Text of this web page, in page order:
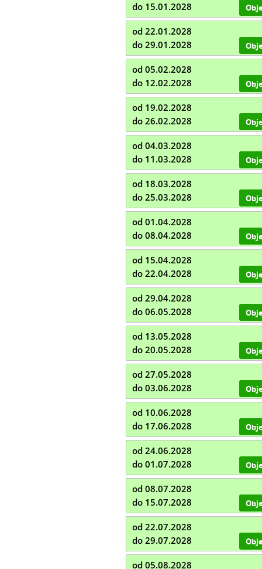
do 15.01.2028
od 22.01.2028
do 29.01.2028
od 05.02.2028
do 12.02.2028
od 19.02.2028
do 26.02.2028
od 04.03.2028
do 11.03.2028
od 18.03.2028
do 25.03.2028
od 01.04.2028
do 08.04.2028
od 15.04.2028
do 22.04.2028
od 29.04.2028
do 06.05.2028
od 13.05.2028
do 20.05.2028
od 27.05.2028
do 03.06.2028
od 10.06.2028
do 17.06.2028
od 24.06.2028
do 01.07.2028
od 08.07.2028
do 15.07.2028
od 22.07.2028
do 29.07.2028
od 05.08.2028